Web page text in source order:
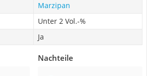
Marzipan
Unter 2 Vol.-%
Ja
Nachteile